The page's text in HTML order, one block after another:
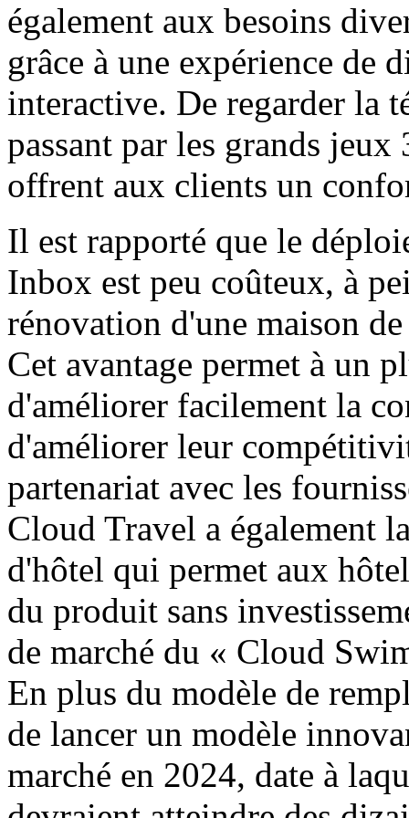
également aux besoins
grâce à une expérience de
interactive. De regarder la
passant par les grands
offrent aux clients un
Il est rapporté que le
Inbox est peu coûteux, à
rénovation d'une maison
Cet avantage permet à un
d'améliorer facilement la
d'améliorer leur
partenariat avec les
Cloud Travel a également
d'hôtel qui permet aux
du produit sans
de marché du « Cloud
En plus du modèle de
de lancer un modèle
marché en 2024, date à